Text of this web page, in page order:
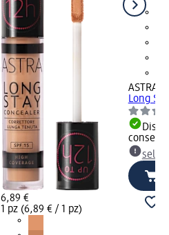
6,89 €
1 pz (6,89 € / 1 pz)
ASTRA
Long